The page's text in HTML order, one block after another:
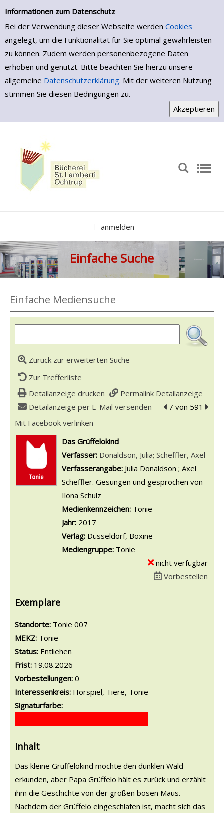
Einfache Suche
Informationen zum Datenschutz
Bei der Verwendung dieser Webseite werden Cookies
angelegt, um die Funktionalität für Sie optimal gewährleisten
zu können. Zudem werden personenbezogene Daten
erhoben und genutzt. Bitte beachten Sie hierzu unsere
allgemeine Datenschutzerklärung. Mit der weiteren Nutzung
stimmen Sie diesen Bedingungen zu.
Zur Detailanzeige springen
anmelden
Einfache Suche
Einfache Mediensuche
Zurück zur erweiterten Suche
Zur Trefferliste
Detailanzeige drucken
Permalink Detailanzeige
Detailanzeige per E-Mail versenden
zum vorherigen
7 von 591 zum
Mit Facebook verlinken
wird in neuem Tab geöffnet
Das Grüffelokind
Verfasser: Suche nach diesem Verfasser
Donaldson, Julia; Scheffler, Axel
Verfasserangabe: Julia Donaldson ; Axel
Scheffler. Gesungen und gesprochen von
Ilona Schulz
Medienkennzeichen: Tonie
Jahr: 2017
Verlag: Düsseldorf, Boxine
Mediengruppe: Tonie
nicht verfügbar
Vorbestellen
Exemplare
Standorte: Tonie 007
MEKZ: Tonie
Status: Entliehen
Frist: 19.08.2026
Vorbestellungen: 0
Interessenkreis: Hörspiel, Tiere, Tonie
Signaturfarbe:
Inhalt
Das kleine Grüffelokind möchte den dunklen Wald
erkunden, aber Papa Grüffelo hält es zurück und erzählt
ihm die Geschichte von der großen bösen Maus.
Nachdem der Grüffelo eingeschlafen ist, macht sich das